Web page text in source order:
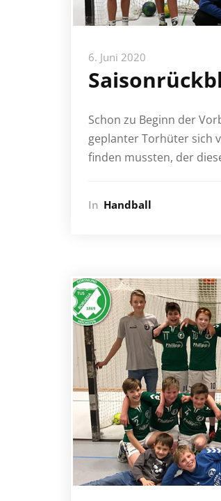
6. Juni 2020
Schon zu Beginn der
geplanter Torhüter sich
finden mussten, der
In Handball